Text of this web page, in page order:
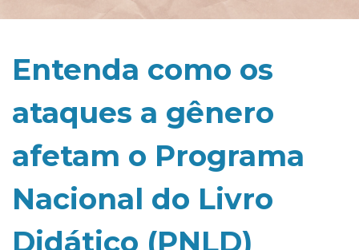
Entenda como os
ataques a gênero
afetam o Programa
Nacional do Livro
Didático (PNLD)